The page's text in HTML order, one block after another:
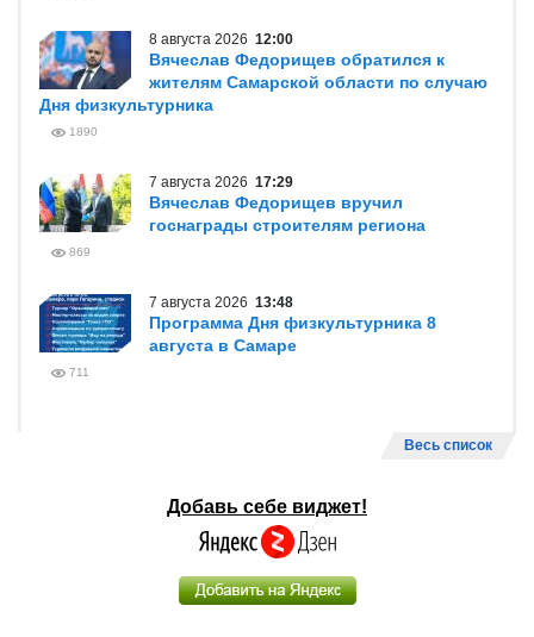
8 августа 2026 12:00
Вячеслав Федорищев обратился к
жителям Самарской области по случаю
Дня физкультурника
1890
7 августа 2026 17:29
Вячеслав Федорищев вручил
госнаграды строителям региона
869
7 августа 2026 13:48
Программа Дня физкультурника 8
августа в Самаре
711
Весь список
Добавь себе виджет!